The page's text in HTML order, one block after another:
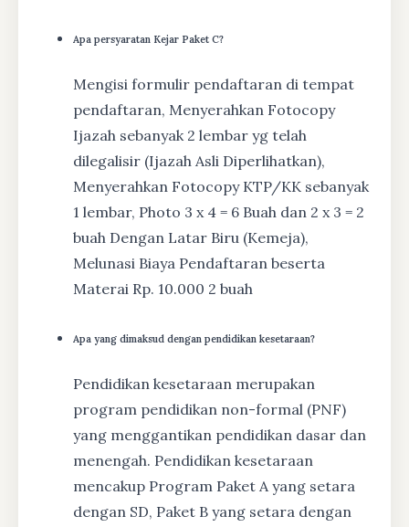
Apa persyaratan Kejar Paket C?
Mengisi formulir pendaftaran di tempat
pendaftaran, Menyerahkan Fotocopy
Ijazah sebanyak 2 lembar yg telah
dilegalisir (Ijazah Asli Diperlihatkan),
Menyerahkan Fotocopy KTP/KK sebanyak
1 lembar, Photo 3 x 4 = 6 Buah dan 2 x 3 = 2
buah Dengan Latar Biru (Kemeja),
Melunasi Biaya Pendaftaran beserta
Materai Rp. 10.000 2 buah
Apa yang dimaksud dengan pendidikan kesetaraan?
Pendidikan kesetaraan merupakan
program pendidikan non-formal (PNF)
yang menggantikan pendidikan dasar dan
menengah. Pendidikan kesetaraan
mencakup Program Paket A yang setara
dengan SD, Paket B yang setara dengan